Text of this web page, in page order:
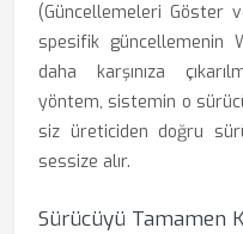
(Güncellemeleri Göster
spesifik güncellemenin
daha karşınıza
yöntem, sistemin o
siz üreticiden doğru
sessize alır.
Sürücüyü Tamamen